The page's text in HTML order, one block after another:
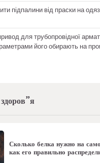
підпалини від праски на
для трубопровідної
його обирають на
Сколько белка нужно на
как его правильно